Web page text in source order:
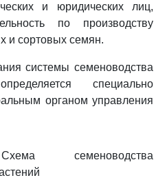
и юридических лиц,
по производству
и сортовых семян.
системы семеноводства
специально
органом управления
семеноводства